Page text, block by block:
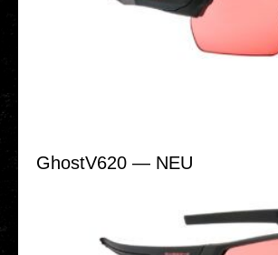
GhostV620 — NEU